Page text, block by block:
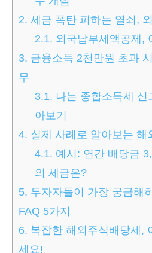
2. 세금 폭탄 피하는 열쇠,
2.1. 외국납부세액공제,
3. 금융소득 2천만원 초과
무
3.1. 나는 종합소득세
아보기
4. 실제 사례로 알아보는 해
4.1. 예시: 연간 배당금
의 세금은?
5. 투자자들이 가장 궁금해
FAQ 5가지
6. 복잡한 해외주식배당세,
세요!